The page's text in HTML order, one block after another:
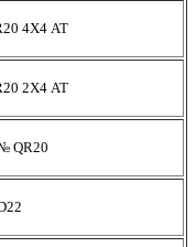
4Х4 AT
2Х4 AT
QR20